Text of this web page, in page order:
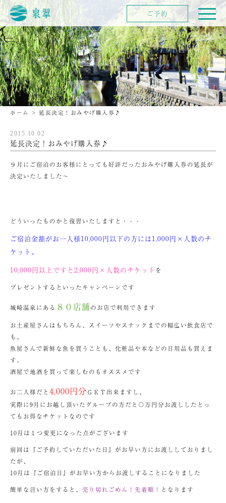
ホーム > 延長決定！おみやげ購入券♪
2015.10.02
延長決定！おみやげ購入券♪
９月にご宿泊のお客様にとっても好評だったおみやげ購入券の延長が
決定いたしました～
どういったものかと復習いたしますと・・・
ご宿泊金額がお一人様10,000円以下の方には1,000円×人数のチ
ケット、
10,000円以上ですと2,000円×人数のチケット を
プレゼントするといったキャンペーンです
城崎温泉にある ８０店舗のお店で利用できます
お土産屋さんはもちろん、スイーツやスナックまでの幅広い飲食店で
も、
魚屋さんで新鮮な魚を買うことも、化粧品や本などの日用品も買えま
す。
酒屋で地酒を買って楽しむのもオススメです
お二人様だと 4,000円分ＧＥＴ出来ますし、
実際に9月にお越し頂いたグループの方だと〇万円分お渡ししたとっ
てもお得なチケットなのです
10月は１つ変更になった点がございます
前回は『ご予約していただいた日』がお早い方にお渡ししておりまし
たが、
10月は『ご宿泊日』がお早い方からお渡しすることになりました
簡単な言い方をすると、 売り切れごめん！先着順！ となります
ご予約